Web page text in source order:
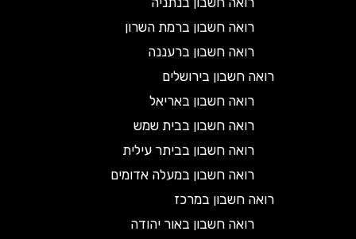
רואה חשבון ברמת השרון
רואה חשבון ברעננה
רואה חשבון בירושלים
רואה חשבון באריאל
רואה חשבון בבית שמש
רואה חשבון בביתר עילית
רואה חשבון במעלה אדומים
רואה חשבון במרכז
רואה חשבון באור יהודה